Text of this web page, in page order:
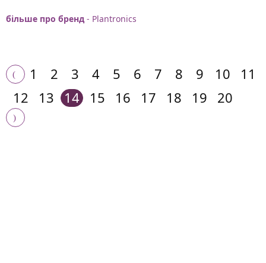
більше про бренд - Plantronics
1 2 3 4 5 6 7 8 9 10
11
12
13 14 15 16 17 18 19 20